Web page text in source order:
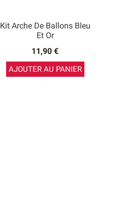
Kit Arche De Ballons Bleu
Et Or
11,90 €
AJOUTER AU PANIER